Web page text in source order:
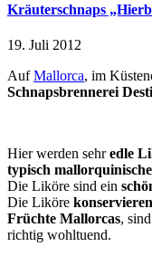
Kräuterschnaps
19. Juli 2012
AufMallorca, im
Schnapsbrennerei
Hier werden sehredle
typisch
Die Liköre sind ein
Die Liköre
Früchte Mallorcas,
richtig wohltuend.